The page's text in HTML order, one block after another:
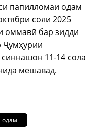
папилломаи одам
соли 2025
оммавӣ бар зидди
Ҷумҳурии
11-14 сола
мешавад.
одам